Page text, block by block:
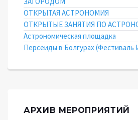
ОТКРЫТАЯ АСТРОНОМИЯ
ОТКРЫТЫЕ ЗАНЯТИЯ ПО
Астрономическая площадка
Персеиды в Болгурах
АРХИВ МЕРОПРИЯТИЙ